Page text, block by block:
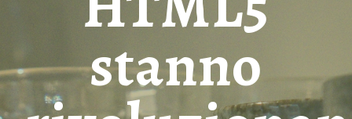
stanno